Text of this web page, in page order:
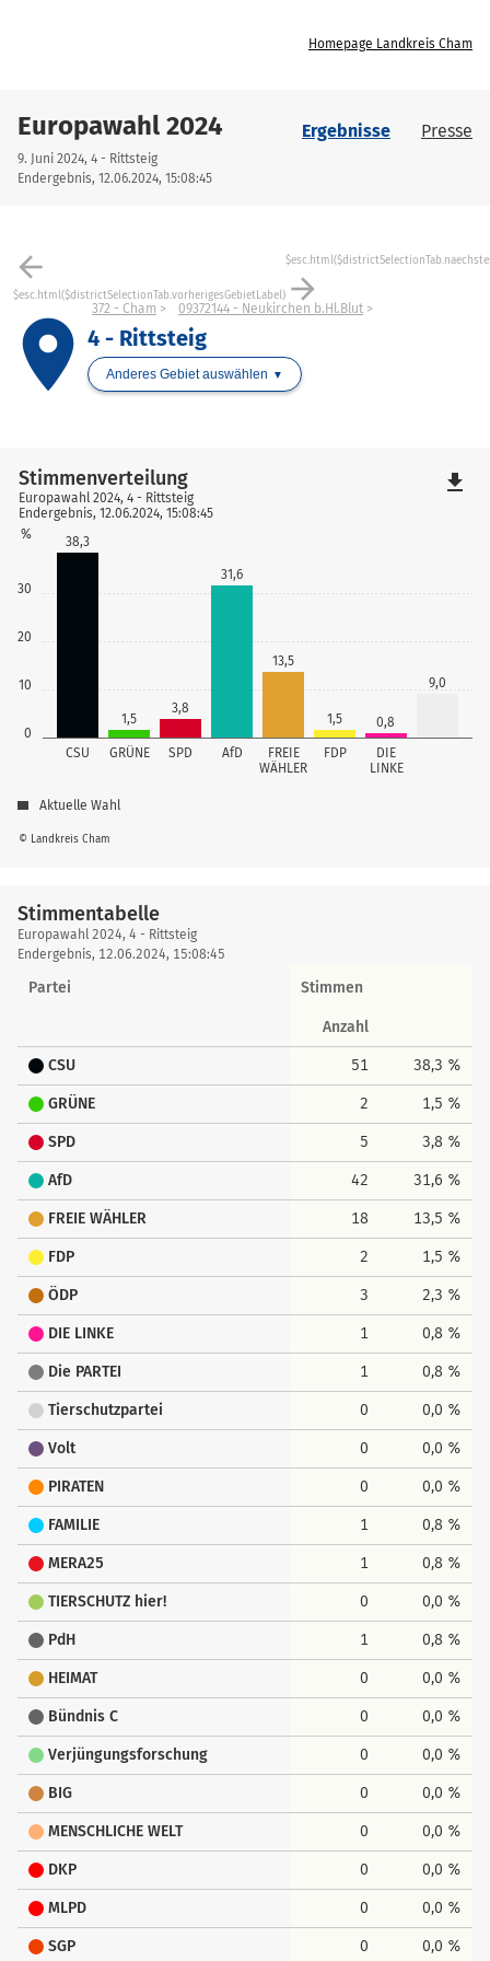
Homepage Landkreis Cham
Europawahl 2024
9. Juni 2024, 4 - Rittsteig
Endergebnis, 12.06.2024, 15:08:45
Ergebnisse Presse
arrow_back
$esc.html($districtSelectionTab.vorherigesGebietLabel) arrow_forward
place
372 - Cham 09372144 - Neukirchen b.Hl.Blut
4 - Rittsteig
Anderes Gebiet auswählen
0
10
20
30
%
CSU GRÜNE SPD AfD
FREIE
WÄHLER
FDP
DIE
LINKE
38,3
1,5
3,8
31,6
13,5
1,5 0,8
9,0
© Landkreis Cham
Stimmenverteilung
Europawahl 2024, 4 - Rittsteig
Endergebnis, 12.06.2024, 15:08:45
Aktuelle Wahl
file_download
Stimmentabelle
Stimmentabelle
Europawahl 2024, 4 - Rittsteig
Endergebnis, 12.06.2024, 15:08:45
Partei Stimmen
Anzahl
CSU 51 38,3 %
GRÜNE 2 1,5 %
SPD 5 3,8 %
AfD 42 31,6 %
FREIE WÄHLER 18 13,5 %
FDP 2 1,5 %
ÖDP 3 2,3 %
DIE LINKE 1 0,8 %
Die PARTEI 1 0,8 %
Tierschutzpartei 0 0,0 %
Volt 0 0,0 %
PIRATEN 0 0,0 %
FAMILIE 1 0,8 %
MERA25 1 0,8 %
TIERSCHUTZ hier! 0 0,0 %
PdH 1 0,8 %
HEIMAT 0 0,0 %
Bündnis C 0 0,0 %
Verjüngungsforschung 0 0,0 %
BIG 0 0,0 %
MENSCHLICHE WELT 0 0,0 %
DKP 0 0,0 %
MLPD 0 0,0 %
SGP 0 0,0 %